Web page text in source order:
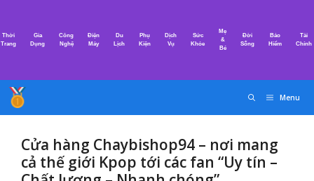
nội
Thời
Trang
Gia
Dụng
Công
Nghệ
Điện
Máy
Du
Lịch
Phụ
Kiện
Dịch
Vụ
Sức
Khỏe
Mẹ
&
Bé
Đời
Sống
Bảo
Hiểm
Tài
Chính
Menu
Cửa hàng Chaybishop94 – nơi mang
cả thế giới Kpop tới các fan “Uy tín –